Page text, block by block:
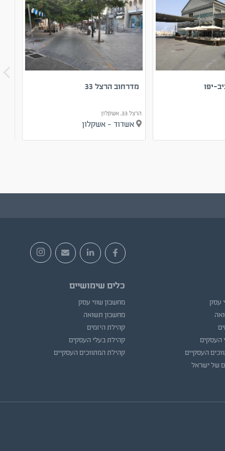
יפו מדרחוב הרצל 33
הרצל 33, אשקלון
אשדוד - אשקלון
עסק
העסקים
העסקיים
של ישראל
כלים שימושיים
מחשבון שווי עסק
מחשבון תשואה
קהילת היזמים
קהילת בעלי העסקים
קהילת המתווכים העסקיים